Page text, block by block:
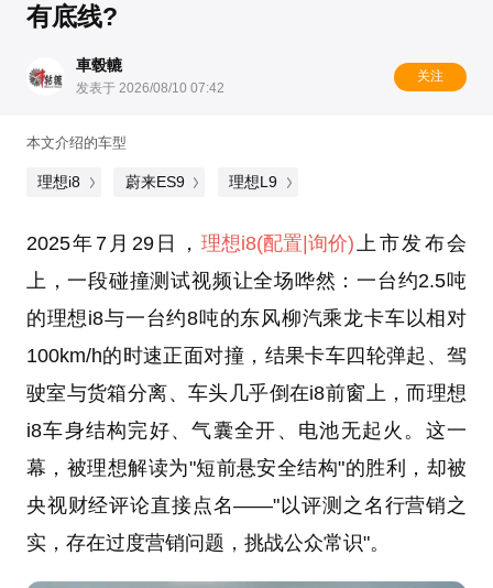
有底线?
車毂轆
发表于 2026/08/10 07:42
关注
本文介绍的车型
理想i8 蔚来ES9 理想L9
2025年7月29日， 理想i8(配置 |询价)上市发布会
上，一段碰撞测试视频让全场哗然：一台约2.5吨
的理想i8与一台约8吨的东风柳汽乘龙卡车以相对
100km/h的时速正面对撞，结果卡车四轮弹起、驾
驶室与货箱分离、车头几乎倒在i8前窗上，而理想
i8车身结构完好、气囊全开、电池无起火。这一
幕，被理想解读为"短前悬安全结构"的胜利，却被
央视财经评论直接点名——"以评测之名行营销之
实，存在过度营销问题，挑战公众常识"。